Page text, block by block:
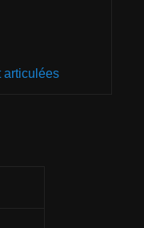
articulées